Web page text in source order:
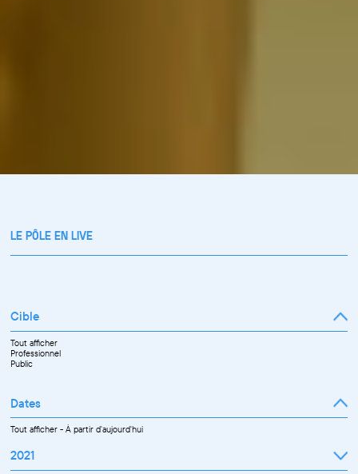
LE PÔLE EN LIVE
Cible
Tout afficher
Professionnel
Public
Dates
Tout afficher-À partir d'aujourd'hui
2021